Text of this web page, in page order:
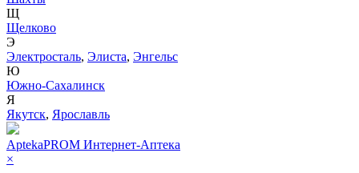
Щ
Щелково
Э
Электросталь, Элиста, Энгельс
Ю
Южно-Сахалинск
Я
Якутск, Ярославль
AptekaPROM Интернет-Аптека
×